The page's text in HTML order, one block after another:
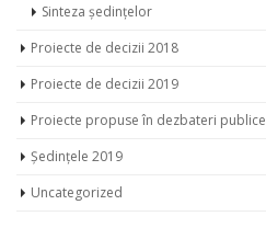
Sinteza ședințelor
Proiecte de decizii 2018
Proiecte de decizii 2019
Proiecte propuse în dezbateri publice
Ședințele 2019
Uncategorized